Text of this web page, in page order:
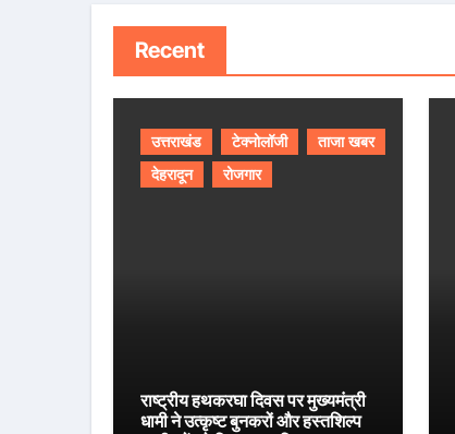
Recent
उत्तराखंड टेक्नोलॉजी
ताजा खबर
देहरादून
रोजगार
राष्ट्रीय हथकरघा दिवस पर मुख्यमंत्री
धामी ने उत्कृष्ट बुनकरों और हस्तशिल्प